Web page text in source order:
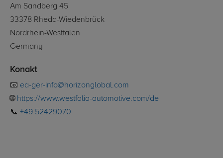
Am Sandberg 45
33378 Rheda-Wiedenbrück
Nordrhein-Westfalen
Germany
Konakt
📧 ea-ger-info@horizonglobal.com
🌐 https://www.westfalia-automotive.com/de
📞 +49 52429070